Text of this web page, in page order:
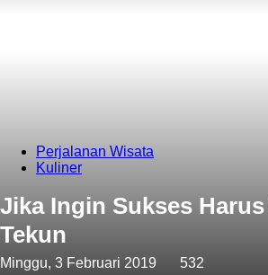
Perjalanan Wisata
Kuliner
Jika Ingin Sukses
Tekun
Minggu, 3 Februari 2019 532